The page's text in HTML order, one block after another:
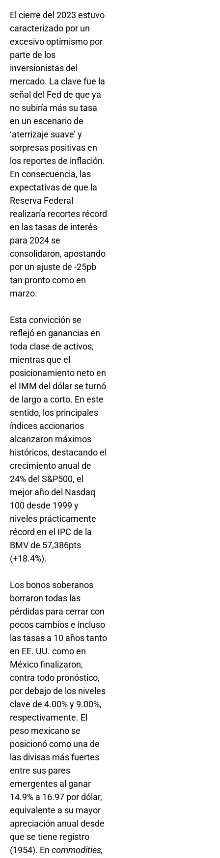
El cierre del 2023 estuvo
caracterizado por un
excesivo optimismo por
parte de los
inversionistas del
mercado. La clave fue la
señal del Fed de que ya
no subiría más su tasa
en un escenario de
‘aterrizaje suave’ y
sorpresas positivas en
los reportes de inflación.
En consecuencia, las
expectativas de que la
Reserva Federal
realizaría recortes récord
en las tasas de interés
para 2024 se
consolidaron, apostando
por un ajuste de -25pb
tan pronto como en
marzo.
Esta convicción se
reflejó en ganancias en
toda clase de activos,
mientras que el
posicionamiento neto en
el IMM del dólar se turnó
de largo a corto. En este
sentido, los principales
índices accionarios
alcanzaron máximos
históricos, destacando el
crecimiento anual de
24% del S&P500, el
mejor año del Nasdaq
100 desde 1999 y
niveles prácticamente
récord en el IPC de la
BMV de 57,386pts
(+18.4%).
Los bonos soberanos
borraron todas las
pérdidas para cerrar con
pocos cambios e incluso
las tasas a 10 años tanto
en EE. UU. como en
México finalizaron,
contra todo pronóstico,
por debajo de los niveles
clave de 4.00% y 9.00%,
respectivamente. El
peso mexicano se
posicionó como una de
las divisas más fuertes
entre sus pares
emergentes al ganar
14.9% a 16.97 por dólar,
equivalente a su mayor
apreciación anual desde
que se tiene registro
(1954). En commodities,